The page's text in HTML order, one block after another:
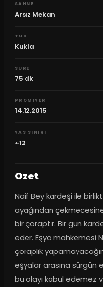
SAHNE
Arsız Mekan
TUR
Kukla
SURE
75 dk
PROMIYER
14.12.2015
YAS SINIRI
+12
Ozet
Naif Bey kardeşi ile
ayağından
bir çoraptır. Bir gün
eder. Eşya mahkemesi
çoraplık
eşyalar arasına sürgün
bu olayı kabul edemez